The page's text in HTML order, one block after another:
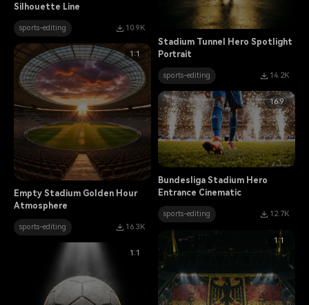
Silhouette Line
sports-editing 10.9K
Stadium Tunnel Hero Spotlight
Portrait
sports-editing 14.2K
1:1
Empty Stadium Golden Hour
Atmosphere
sports-editing 16.3K
16:9
Bundesliga Stadium Hero
Entrance Cinematic
sports-editing 12.7K
1:1
1:1